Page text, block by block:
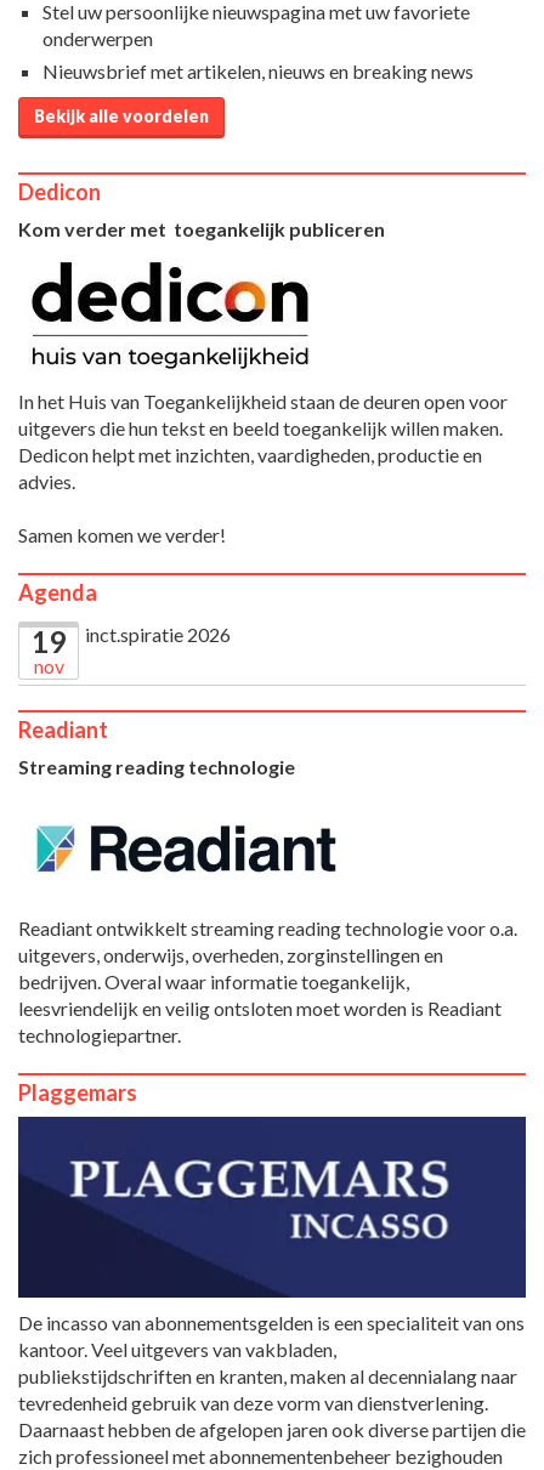
Stel uw persoonlijke nieuwspagina met uw favoriete
onderwerpen
Nieuwsbrief met artikelen, nieuws en breaking news
Bekijk alle voordelen
Dedicon
Kom verder met toegankelijk publiceren
In het Huis van Toegankelijkheid staan de deuren open voor
uitgevers die hun tekst en beeld toegankelijk willen maken.
Dedicon helpt met inzichten, vaardigheden, productie en
advies.
Samen komen we verder!
Agenda
19
nov
inct.spiratie 2026
Readiant
Streaming reading technologie
Readiant ontwikkelt streaming reading technologie voor o.a.
uitgevers, onderwijs, overheden, zorginstellingen en
bedrijven. Overal waar informatie toegankelijk,
leesvriendelijk en veilig ontsloten moet worden is Readiant
technologiepartner.
Plaggemars
De incasso van abonnementsgelden is een specialiteit van ons
kantoor. Veel uitgevers van vakbladen,
publiekstijdschriften en kranten, maken al decennialang naar
tevredenheid gebruik van deze vorm van dienstverlening.
Daarnaast hebben de afgelopen jaren ook diverse partijen die
zich professioneel met abonnementenbeheer bezighouden